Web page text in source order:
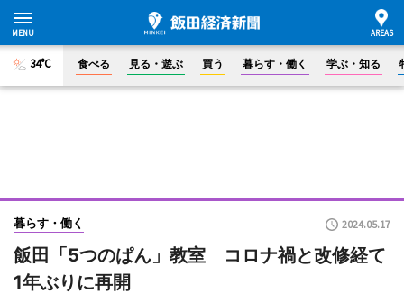
34°C 食べる 見る・遊ぶ 買う 暮らす・働く 学ぶ・知る
暮らす・働く 2024.05.17
飯田「5つのぱん」教室 コロナ禍と改修経て
1年ぶりに再開